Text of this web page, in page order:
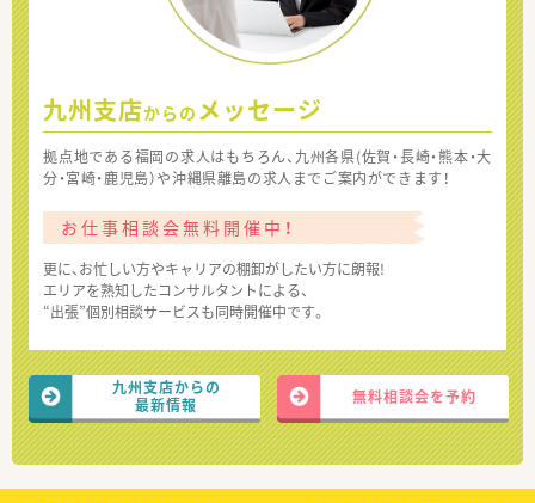
九州支店からの メッセージ
拠点地である福岡の求人はもちろん、九州各県(佐賀・長崎・熊本・大
分・宮崎・鹿児島）や沖縄県離島の求人までご案内ができます！
お仕事相談会無料開催中！
更に、お忙しい方やキャリアの棚卸がしたい方に朗報!
エリアを熟知したコンサルタントによる、
“出張”個別相談サービスも同時開催中です。
九州支店からの
最新情報
無料相談会を予約